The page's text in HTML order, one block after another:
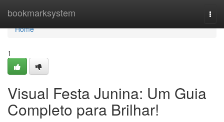
bookmarksystem
Home
Home
1
Visual Festa Junina: Um Guia
Completo para Brilhar!